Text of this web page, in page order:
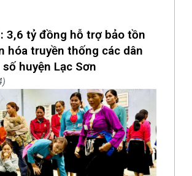
3,6 tỷ đồng hỗ trợ bảo tồn
hóa truyền thống các dân
huyện Lạc Sơn